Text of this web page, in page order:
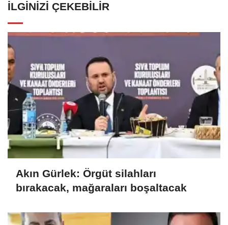
İLGINIZI ÇEKEBILIR
Akın Gürlek: Örgüt silahları
bırakacak, mağaraları boşaltacak